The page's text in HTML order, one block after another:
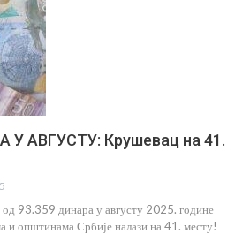
АВГУСТУ: Крушевац на 41.
93.359 динара у августу 2025. године
и општинама Србије налази на 41. месту!